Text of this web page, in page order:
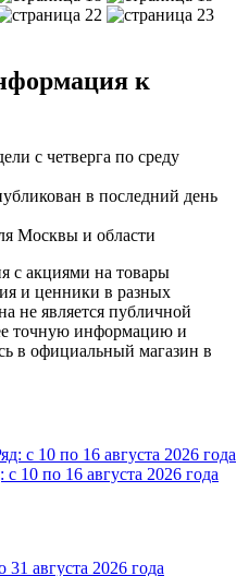
к
с четверга по среду
в последний день
Москвы и области
с акциями на товары
и ценники в разных
не является публичной
точную информацию и
в официальный магазин в
10 по 16 августа 2026 года